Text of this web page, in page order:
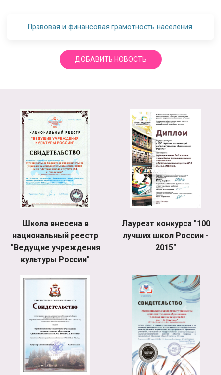
Правовая и финансовая грамотность населения.
ДОБАВИТЬ НОВОСТЬ
Школа внесена в
национальный реестр
"Ведущие учреждения
культуры России"
Лауреат конкурса "100
лучших школ России -
2015"